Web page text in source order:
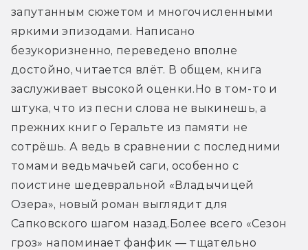
запутанным сюжетом и многочисленными
яркими эпизодами. Написано
безукоризненно, переведено вполне
достойно, читается влёт. В общем, книга
заслуживает высокой оценки.Но в том-то и
штука, что из песни слова не выкинешь, а
прежних книг о Геральте из памяти не
сотрёшь. А ведь в сравнении с последними
томами ведьмачьей саги, особенно с
поистине шедевральной «Владычицей
Озера», новый роман выглядит для
Сапковского шагом назад.Более всего «Сезон
гроз» напоминает фанфик — тщательно